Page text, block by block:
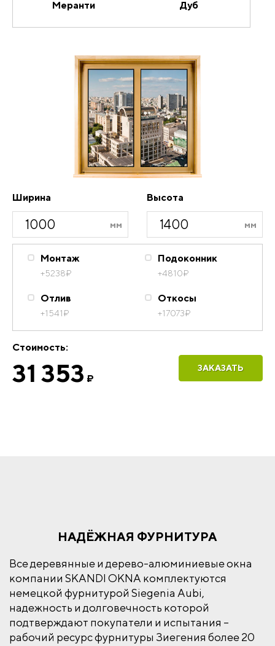
Меранти Дуб
Ширина Высота
Монтаж
+5238₽
Подоконник
+4810₽
Отлив
+1541₽
Откосы
+17073₽
Стоимость:
31 353 ₽
ЗАКАЗАТЬ
НАДЁЖНАЯ ФУРНИТУРА
Все деревянные и дерево-алюминиевые окна
компании SKANDI OKNA комплектуются
немецкой фурнитурой Siegenia Aubi,
надежность и долговечность которой
подтверждают покупатели и испытания –
рабочий ресурс фурнитуры Зиегения более 20